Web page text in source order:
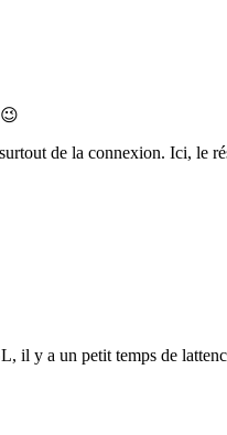
de la connexion. Ici, le
il y a un petit temps de